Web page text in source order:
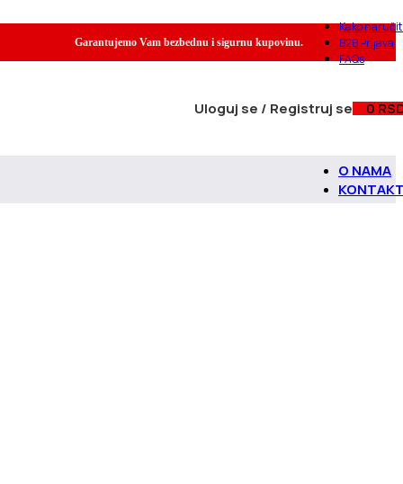
Garantujemo Vam bezbednu i sigurnu kupovinu.
Kako
B2B Prijava
FAQs
Uloguj se / Registruj se 0
O NAMA